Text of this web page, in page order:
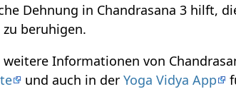
Dehnung in Chandrasana 3 hilft,
beruhigen.
Informationen von
und auch in derYoga Vidya App